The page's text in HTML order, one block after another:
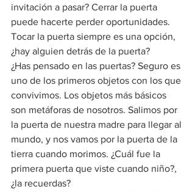
invitación a pasar? Cerrar la puerta
puede hacerte perder oportunidades.
Tocar la puerta siempre es una opción,
¿hay alguien detrás de la puerta?
¿Has pensado en las puertas? Seguro es
uno de los primeros objetos con los que
convivimos. Los objetos más básicos
son metáforas de nosotros. Salimos por
la puerta de nuestra madre para llegar al
mundo, y nos vamos por la puerta de la
tierra cuando morimos. ¿Cuál fue la
primera puerta que viste cuando niño?,
¿la recuerdas?